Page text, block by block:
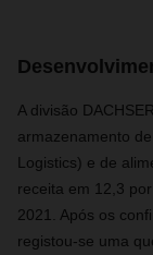
A divisão
armazenamento
Logistics) e de
receita em 12,3
2021. Após os
registou-se uma